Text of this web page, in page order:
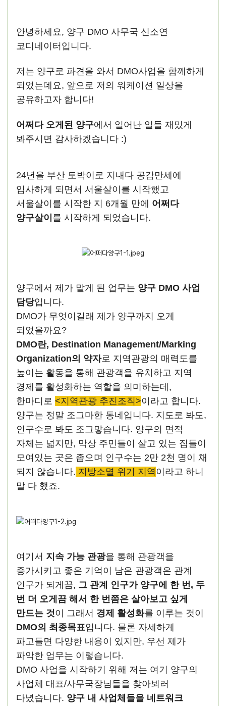
안녕하세요, 양구 DMO 사무국 신소연
코디네이터입니다.
저는 양구로 파견을 와서 DMO사업을 함께하게
되었는데요, 앞으로 저의 워케이션 일상을
공유하고자 합니다!
어쩌다 오게된 양구에서 일어난 일들 재밌게
봐주시면 감사하겠습니다 :)
24년을 부산 토박이로 지내다 공감만세에
입사하게 되면서 서울살이를 시작했고
서울살이를 시작한 지 6개월 만에 어쩌다
양구살이 를 시작하게 되었습니다.
양구에서 제가 맡게 된 업무는 양구 DMO 사업
담당입니다.
DMO가 무엇이길래 제가 양구까지 오게
되었을까요?
DMO란, Destination Management/Marking
Organization의 약자로 지역관광의 매력도를
높이는 활동을 통해 관광객을 유치하고 지역
경제를 활성화하는 역할을 의미하는데,
한마디로 <지역관광 추진조직>이라고 합니다.
양구는 정말 조그마한 동네입니다. 지도로 봐도,
인구수로 봐도 조그맣습니다. 양구의 면적
자체는 넓지만, 막상 주민들이 살고 있는 집들이
모여있는 곳은 좁으며 인구수는 2만 2천 명이 채
되지 않습니다. 지방소멸 위기 지역이라고 하니
말 다 했죠.
여기서 지속 가능 관광을 통해 관광객을
증가시키고 좋은 기억이 남은 관광객은 관계
인구가 되게끔, 그 관계 인구가 양구에 한 번, 두
번 더 오게끔 해서 한 번쯤은 살아보고 싶게
만드는 것이 그래서 경제 활성화를 이루는 것이
DMO의 최종목표입니다. 물론 자세하게
파고들면 다양한 내용이 있지만, 우선 제가
파악한 업무는 이렇습니다.
DMO 사업을 시작하기 위해 저는 여기 양구의
사업체 대표/사무국장님들을 찾아뵈러
다녔습니다. 양구 내 사업체들을 네트워크